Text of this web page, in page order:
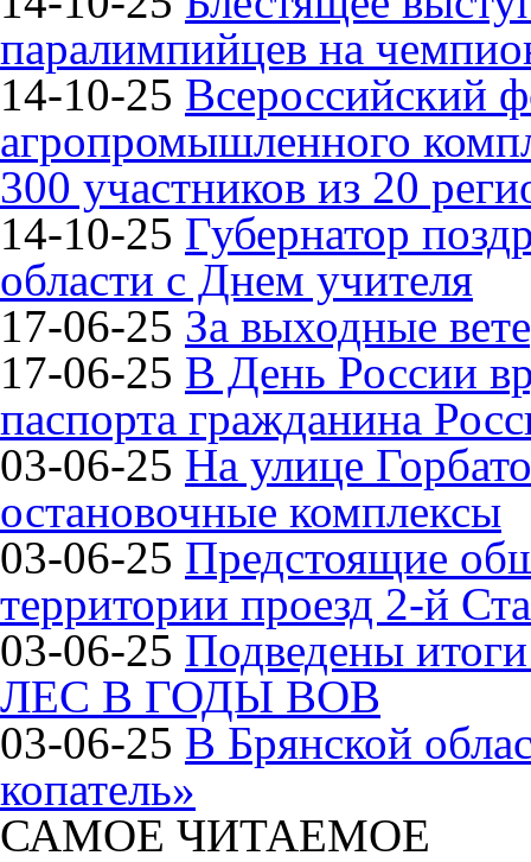
паралимпийцев на
14-10-25 Всероссийский
агропромышленного
300 участников из 20
14-10-25 Губернатор
области с Днем учителя
17-06-25 За выходные
17-06-25 В День России
паспорта гражданина
03-06-25 На улице
остановочные комплексы
03-06-25 Предстоящие
территории проезд 2-й
03-06-25 Подведены
ЛЕС В ГОДЫ ВОВ
03-06-25 В Брянской
копатель»
САМОЕ ЧИТАЕМОЕ